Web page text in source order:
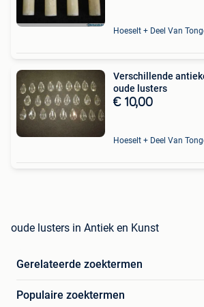
Hoeselt + Deel Van
Verschillende
oude lusters
€ 10,00
Hoeselt + Deel Van
oude lusters in Antiek en Kunst
Gerelateerde zoektermen
Populaire zoektermen